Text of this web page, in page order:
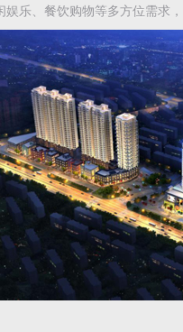
娱乐、餐饮购物等多方位需求